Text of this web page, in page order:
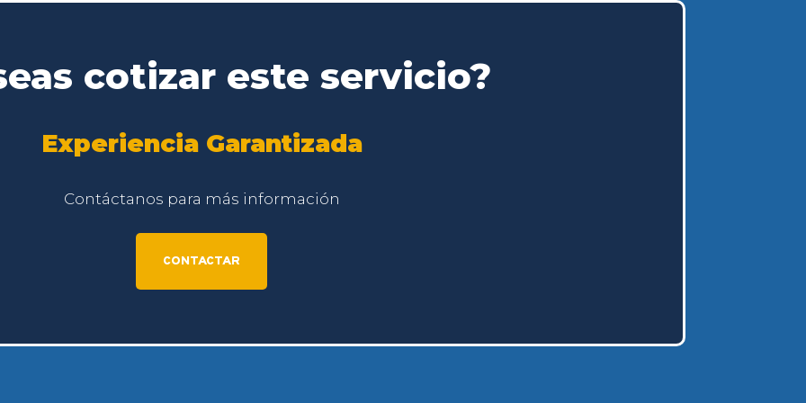
cotizar este servicio?
Experiencia Garantizada
Contáctanos para más información
CONTACTAR